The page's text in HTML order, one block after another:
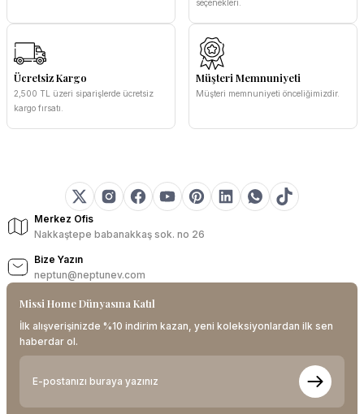
seçenekleri.
Ücretsiz Kargo
2,500 TL üzeri siparişlerde ücretsiz
kargo fırsatı.
Müşteri Memnuniyeti
Müşteri memnuniyeti önceliğimizdir.
Merkez Ofis
Nakkaştepe babanakkaş sok. no 26
Bize Yazın
neptun@neptunev.com
Missi Home Dünyasına Katıl
İlk alışverişinizde %10 indirim kazan, yeni koleksiyonlardan ilk sen
haberdar ol.